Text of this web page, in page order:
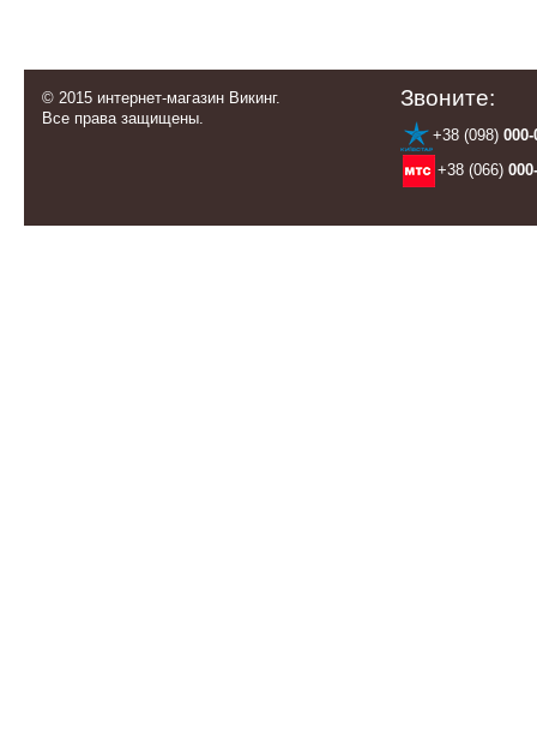
© 2015 интернет-магазин Викинг.
Все права защищены.
Звоните:
+38 (098) 000-
+38 (066)